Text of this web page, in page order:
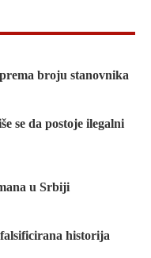
broju stanovnika
se da postoje ilegalni
u Srbiji
historija